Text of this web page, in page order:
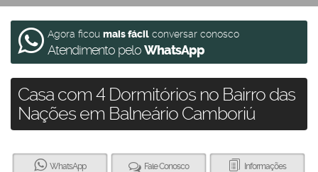
Agora ficou mais fácil conversar conosco
Atendimento peloWhatsApp
Casa com 4 Dormitórios no Bairro das
Nações em Balneário Camboriú
WhatsApp Fale Conosco Informações